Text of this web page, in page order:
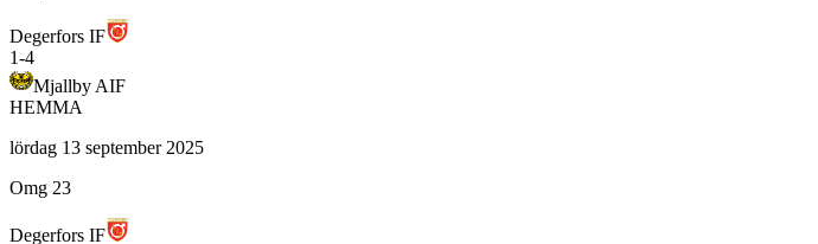
Degerfors IF
1-4
Mjallby AIF
HEMMA
lördag 13 september 2025
Omg 23
Degerfors IF